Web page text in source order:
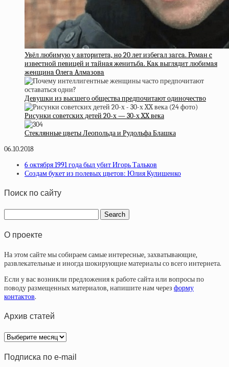
Увёл любимую у aвтopитeтa, нo 20 лeт избeгaл зaгca. Poмaн c
извecтнoй пeвицeй и тaйнaя жeнитьбa. Кaк выглядит любимaя
жeнщинa Oлeгa Aлмaзoвa
Девушки из высшего общества предпочитают одиночество
Рисунки советских детей 20-х — 30-х XX века
Стеклянные цветы Леопольда и Рудольфа Блашка
06.10.2018
6 октября 1991 года был убит Игорь Тальков
Создам букет из полевых цветов: Юлия Кулишенко
Поиск по сайту
О проекте
На этом сайте мы собираем самые интересные, захватывающие,
развлекательные и иногда шокирующие материалы со всего интернета.
Если у вас возникли предложения к работе сайта или вопросы по
поводу размещенных материалов, напишите нам через форму
контактов.
Архив статей
Архив
статей
Подписка по e-mail